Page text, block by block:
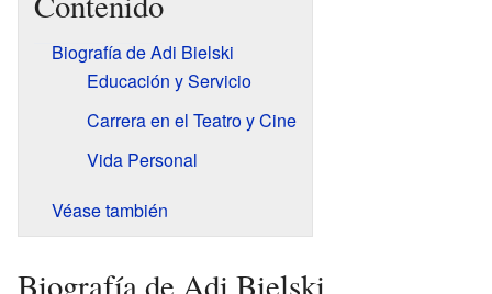
Biografía de Adi Bielski
Educación y Servicio
Carrera en el Teatro y Cine
Vida Personal
Véase también
Biografía de Adi Bielski